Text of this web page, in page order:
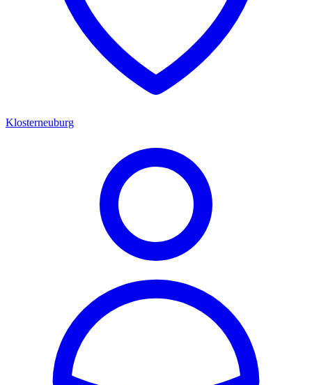
Klosterneuburg